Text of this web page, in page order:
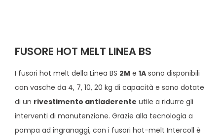
FUSORE HOT MELT LINEA BS
I fusori hot melt della Linea BS 2M e 1A sono disponibili
con vasche da 4, 7, 10, 20 kg di capacità e sono dotate
di un rivestimento antiaderente utile a ridurre gli
interventi di manutenzione. Grazie alla tecnologia a
pompa ad ingranaggi, con i fusori hot-melt Intercoll è